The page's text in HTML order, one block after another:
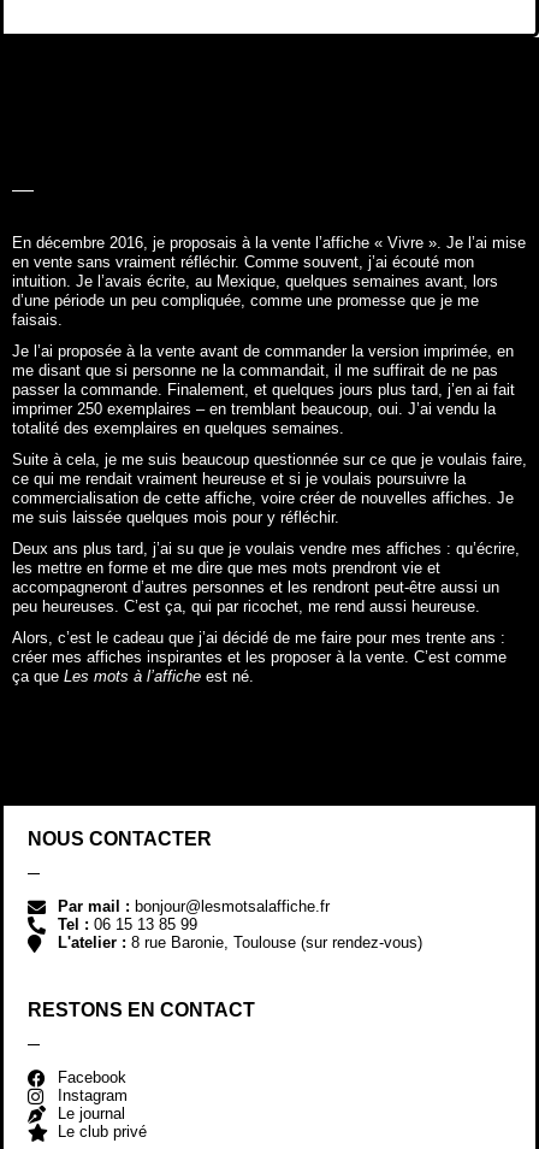
En décembre 2016, je proposais à la vente l’affiche « Vivre ». Je l’ai mise
en vente sans vraiment réfléchir. Comme souvent, j’ai écouté mon
intuition. Je l’avais écrite, au Mexique, quelques semaines avant, lors
d’une période un peu compliquée, comme une promesse que je me
faisais.
Je l’ai proposée à la vente avant de commander la version imprimée, en
me disant que si personne ne la commandait, il me suffirait de ne pas
passer la commande. Finalement, et quelques jours plus tard, j’en ai fait
imprimer 250 exemplaires – en tremblant beaucoup, oui. J’ai vendu la
totalité des exemplaires en quelques semaines.
Suite à cela, je me suis beaucoup questionnée sur ce que je voulais faire,
ce qui me rendait vraiment heureuse et si je voulais poursuivre la
commercialisation de cette affiche, voire créer de nouvelles affiches. Je
me suis laissée quelques mois pour y réfléchir.
Deux ans plus tard, j’ai su que je voulais vendre mes affiches : qu’écrire,
les mettre en forme et me dire que mes mots prendront vie et
accompagneront d’autres personnes et les rendront peut-être aussi un
peu heureuses. C’est ça, qui par ricochet, me rend aussi heureuse.
Alors, c’est le cadeau que j’ai décidé de me faire pour mes trente ans :
créer mes affiches inspirantes et les proposer à la vente. C’est comme
ça que Les mots à l’affiche est né.
NOUS CONTACTER
Par mail : bonjour@lesmotsalaffiche.fr
Tel : 06 15 13 85 99
L'atelier : 8 rue Baronie, Toulouse (sur rendez-vous)
RESTONS EN CONTACT
Facebook
Instagram
Le journal
Le club privé